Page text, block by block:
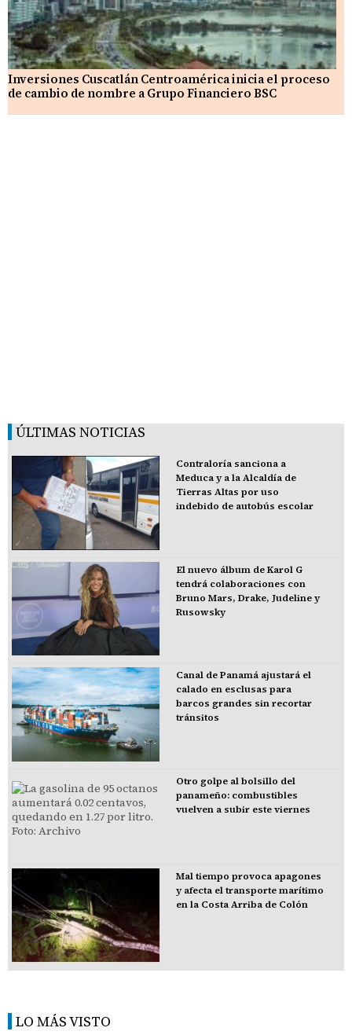
Inversiones Cuscatlán Centroamérica inicia el proceso
de cambio de nombre a Grupo Financiero BSC
ÚLTIMAS NOTICIAS
Contraloría sanciona a
Meduca y a la Alcaldía de
Tierras Altas por uso
indebido de autobús escolar
El nuevo álbum de Karol G
tendrá colaboraciones con
Bruno Mars, Drake, Judeline y
Rusowsky
Canal de Panamá ajustará el
calado en esclusas para
barcos grandes sin recortar
tránsitos
Otro golpe al bolsillo del
panameño: combustibles
vuelven a subir este viernes
Mal tiempo provoca apagones
y afecta el transporte marítimo
en la Costa Arriba de Colón
LO MÁS VISTO